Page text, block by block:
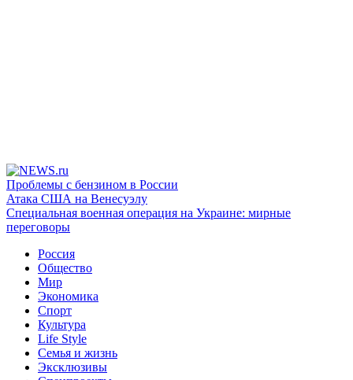
Проблемы с бензином в России
Атака США на Венесуэлу
Специальная военная операция на Украине: мирные
переговоры
Россия
Общество
Мир
Экономика
Спорт
Культура
Life Style
Семья и жизнь
Эксклюзивы